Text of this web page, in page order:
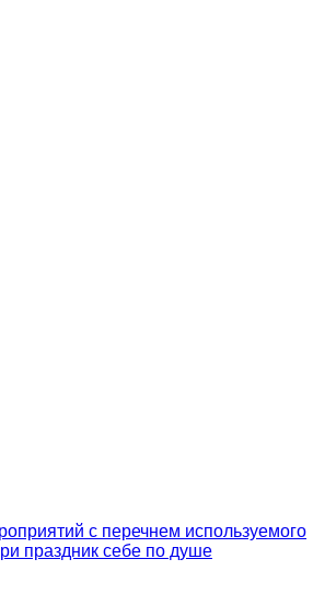
с перечнем используемого
праздник себе по душе